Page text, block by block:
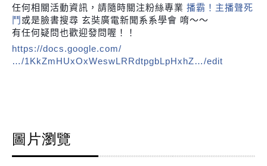
任何相關活動資訊，請隨時關注粉絲專業 播霸！主播聲死
鬥 或是臉書搜尋 玄奘廣電新聞系系學會 唷～～
有任何疑問也歡迎發問喔！！
https://docs.google.com/
…/1KkZmHUxOxWeswLRRdtpgbLpHxhZ…/edit
圖片瀏覽